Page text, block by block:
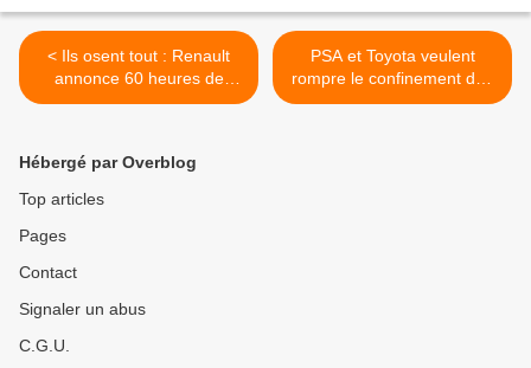
< Ils osent tout : Renault
annonce 60 heures de
travail par semaine au mois
PSA et Toyota veulent
rompre le confinement dès
le 21 avril au mépris de la
Hébergé par Overblog
Top articles
Pages
Contact
Signaler un abus
C.G.U.